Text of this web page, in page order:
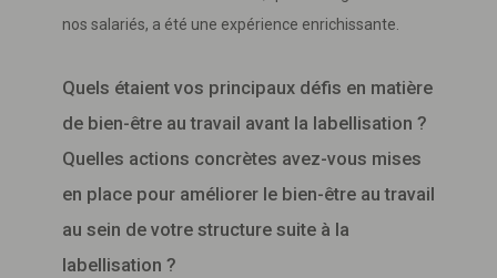
nos salariés, a été une expérience enrichissante.
Quels étaient vos principaux défis en matière
de bien-être au travail avant la labellisation ?
Quelles actions concrètes avez-vous mises
en place pour améliorer le bien-être au travail
au sein de votre structure suite à la
labellisation ?